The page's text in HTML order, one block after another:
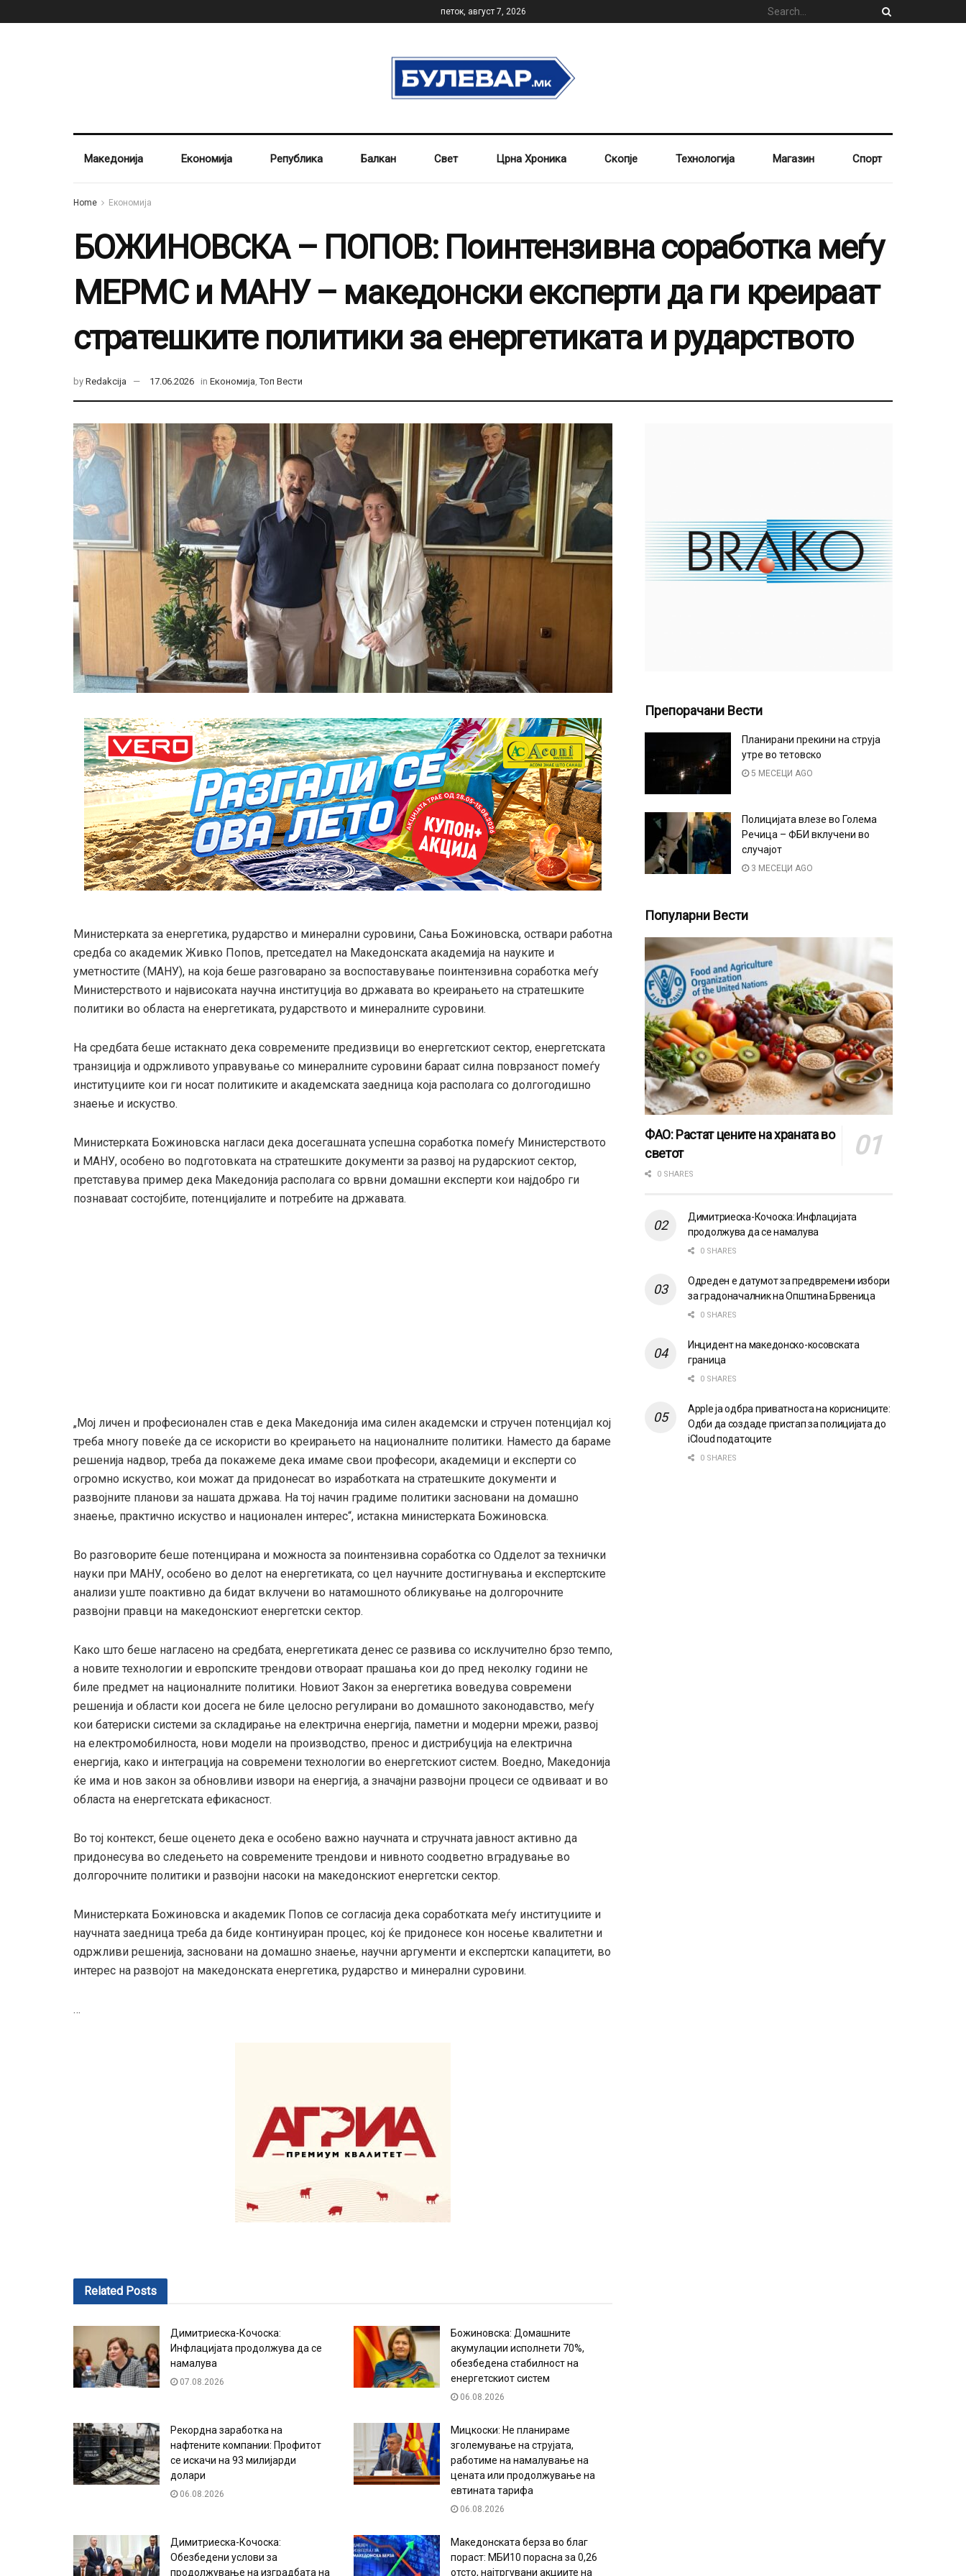
петок, август 7, 2026
Македонија Економија Република Балкан Свет Црна Хроника Скопје Технологија Магазин Спорт
Home Економија
БОЖИНОВСКА – ПОПОВ: Поинтензивна соработка меѓу
МЕРМС и МАНУ – македонски експерти да ги креираат
стратешките политики за енергетиката и рударството
by Redakcija 17.06.2026 in Економија,Топ Вести
Министерката за енергетика, рударство и минерални суровини, Сања Божиновска, оствари работна
средба со академик Живко Попов, претседател на Македонската академија на науките и
уметностите (МАНУ), на која беше разговарано за воспоставување поинтензивна соработка меѓу
Министерството и највисоката научна институција во државата во креирањето на стратешките
политики во областа на енергетиката, рударството и минералните суровини.
На средбата беше истакнато дека современите предизвици во енергетскиот сектор, енергетската
транзиција и одржливото управување со минералните суровини бараат силна поврзаност помеѓу
институциите кои ги носат политиките и академската заедница која располага со долгогодишно
знаење и искуство.
Министерката Божиновска нагласи дека досегашната успешна соработка помеѓу Министерството
и МАНУ, особено во подготовката на стратешките документи за развој на рударскиот сектор,
претставува пример дека Македонија располага со врвни домашни експерти кои најдобро ги
познаваат состојбите, потенцијалите и потребите на државата.
„Мој личен и професионален став е дека Македонија има силен академски и стручен потенцијал кој
треба многу повеќе да се искористи во креирањето на националните политики. Наместо да бараме
решенија надвор, треба да покажеме дека имаме свои професори, академици и експерти со
огромно искуство, кои можат да придонесат во изработката на стратешките документи и
развојните планови за нашата држава. На тој начин градиме политики засновани на домашно
знаење, практично искуство и национален интерес“, истакна министерката Божиновска.
Во разговорите беше потенцирана и можноста за поинтензивна соработка со Одделот за технички
науки при МАНУ, особено во делот на енергетиката, со цел научните достигнувања и експертските
анализи уште поактивно да бидат вклучени во натамошното обликување на долгорочните
развојни правци на македонскиот енергетски сектор.
Како што беше нагласено на средбата, енергетиката денес се развива со исклучително брзо темпо,
а новите технологии и европските трендови отвораат прашања кои до пред неколку години не
биле предмет на националните политики. Новиот Закон за енергетика воведува современи
решенија и области кои досега не биле целосно регулирани во домашното законодавство, меѓу
кои батериски системи за складирање на електрична енергија, паметни и модерни мрежи, развој
на електромобилноста, нови модели на производство, пренос и дистрибуција на електрична
енергија, како и интеграција на современи технологии во енергетскиот систем. Воедно, Македонија
ќе има и нов закон за обновливи извори на енергија, а значајни развојни процеси се одвиваат и во
областа на енергетската ефикасност.
Во тој контекст, беше оценето дека е особено важно научната и стручната јавност активно да
придонесува во следењето на современите трендови и нивното соодветно вградување во
долгорочните политики и развојни насоки на македонскиот енергетски сектор.
Министерката Божиновска и академик Попов се согласија дека соработката меѓу институциите и
научната заедница треба да биде континуиран процес, кој ќе придонесе кон носење квалитетни и
одржливи решенија, засновани на домашно знаење, научни аргументи и експертски капацитети, во
интерес на развојот на македонската енергетика, рударство и минерални суровини.
…
Related Posts
Димитриеска-Кочоска:
Инфлацијата продолжува да се
намалува
07.08.2026
Божиновска: Домашните
акумулации исполнети 70%,
обезбедена стабилност на
енергетскиот систем
06.08.2026
Рекордна заработка на
нафтените компании: Профитот
се искачи на 93 милијарди
долари
06.08.2026
Мицкоски: Не планираме
зголемување на струјата,
работиме на намалување на
цената или продолжување на
евтината тарифа
06.08.2026
Димитриеска-Кочоска:
Обезбедени услови за
продолжување на изградбата на
Македонската берза во благ
пораст: МБИ10 порасна за 0,26
отсто, најтргувани акциите на
Препорачани Вести
Планирани прекини на струја
утре во тетовско
5 МЕСЕЦИ AGO
Полицијата влезе во Голема
Речица – ФБИ вклучени во
случајот
3 МЕСЕЦИ AGO
Популарни Вести
ФАО: Растат цените на храната во
светот
0 SHARES
Димитриеска-Кочоска: Инфлацијата
продолжува да се намалува
0 SHARES
Одреден е датумот за предвремени избори
за градоначалник на Општина Брвеница
0 SHARES
Инцидент на македонско-косовската
граница
0 SHARES
Apple ја одбра приватноста на корисниците:
Одби да создаде пристап за полицијата до
iCloud податоците
0 SHARES